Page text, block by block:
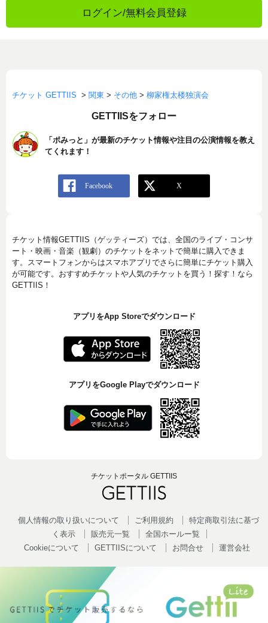
ログイン/無料会員登録
チケット GETTIIS > 関東 > その他 > 柳家権太楼独演会
GETTIISをフォロー
「ポみっと」が最新のチケット情報や注目の公演情報を教え
てくれます！
チケット情報GETTIIS（ゲッティーズ）では、全国のライブ・コンサ
ート・映画・音楽（観劇）のチケットをネットで簡単に購入できま
す。スマートフォンからはスマホアプリでさらに簡単にチケット購入
が可能です。おすすめチケットや人気のチケットを買う！探す！なら
GETTIIS！
アプリをApp Storeでダウンロード
アプリをGoogle Playでダウンロード
チケットポータル GETTIIS
個人情報の取り扱いについて ご利用規約
特定商取引法に基づ
く表示
販売元一覧
全国ホールー覧
Cookieについて
GETTIISについて お問合せ 運営会社